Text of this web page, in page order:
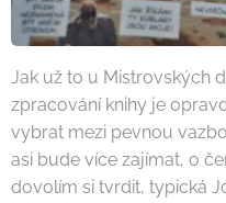
Jak už to u Mistrovských
zpracování knihy je
vybrat mezi pevnou
asi bude více zajímat, o
dovolím si tvrdit, typická